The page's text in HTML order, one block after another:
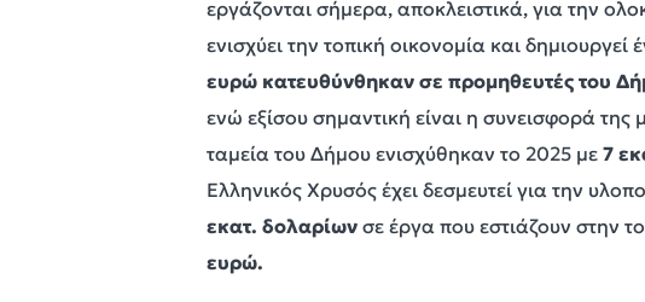
εργάζονται σήμερα, αποκλειστικά, για την
ενισχύει την τοπική οικονομία και
ευρώ κατευθύνθηκαν σε προμηθευτές του
ενώ εξίσου σημαντική είναι η συνεισφορά
ταμεία του Δήμου ενισχύθηκαν το 2025 με 7
Ελληνικός Χρυσός έχει δεσμευτεί για την
εκατ. δολαρίωνσε έργα που εστιάζουν στην
ευρώ.